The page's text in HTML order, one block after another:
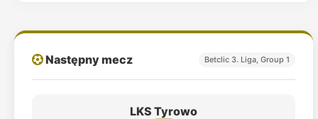
Następny mecz Betclic 3. Liga, Group 1
LKS Tyrowo